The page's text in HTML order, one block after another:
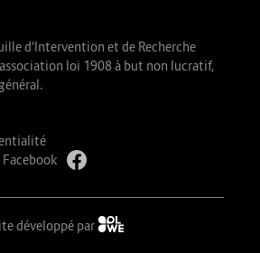
d’Intervention et de Recherche
association loi 1908 à but non lucratif,
développé par